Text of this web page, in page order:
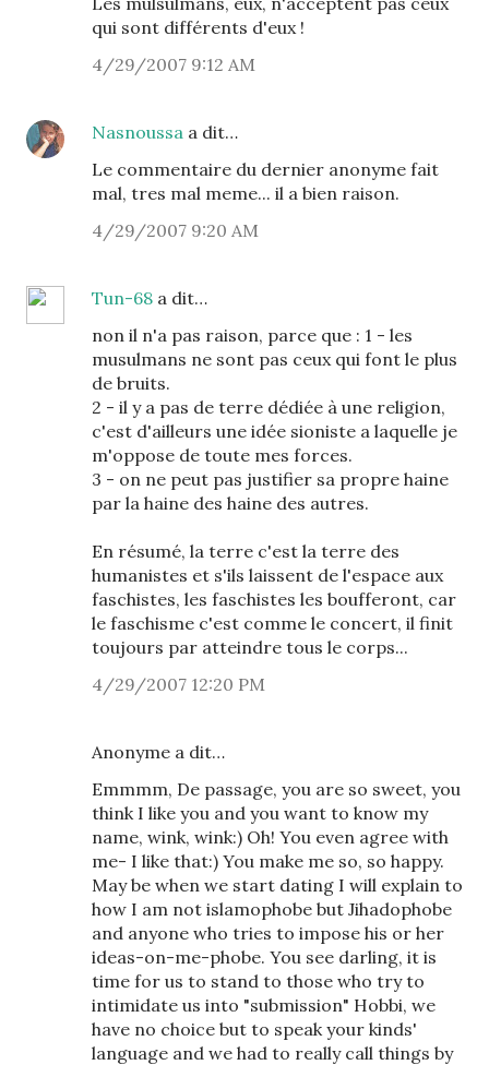
qui sont différents d'eux !
4/29/2007 9:12 AM
Nasnoussa a dit…
Le commentaire du dernier anonyme fait
mal, tres mal meme... il a bien raison.
4/29/2007 9:20 AM
Tun-68 a dit…
non il n'a pas raison, parce que : 1 - les
musulmans ne sont pas ceux qui font le plus
de bruits.
2 - il y a pas de terre dédiée à une religion,
c'est d'ailleurs une idée sioniste a laquelle je
m'oppose de toute mes forces.
3 - on ne peut pas justifier sa propre haine
par la haine des haine des autres.
En résumé, la terre c'est la terre des
humanistes et s'ils laissent de l'espace aux
faschistes, les faschistes les boufferont, car
le faschisme c'est comme le concert, il finit
toujours par atteindre tous le corps...
4/29/2007 12:20 PM
Anonyme a dit…
Emmmm, De passage, you are so sweet, you
think I like you and you want to know my
name, wink, wink:) Oh! You even agree with
me- I like that:) You make me so, so happy.
May be when we start dating I will explain to
how I am not islamophobe but Jihadophobe
and anyone who tries to impose his or her
ideas-on-me-phobe. You see darling, it is
time for us to stand to those who try to
intimidate us into "submission" Hobbi, we
have no choice but to speak your kinds'
language and we had to really call things by